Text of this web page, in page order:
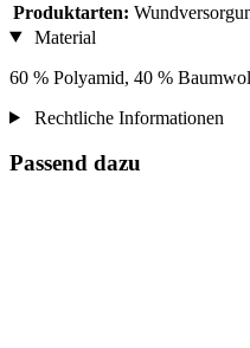
Produktarten:
Material
60 % Polyamid, 40 %
Rechtliche Informationen
Passend dazu